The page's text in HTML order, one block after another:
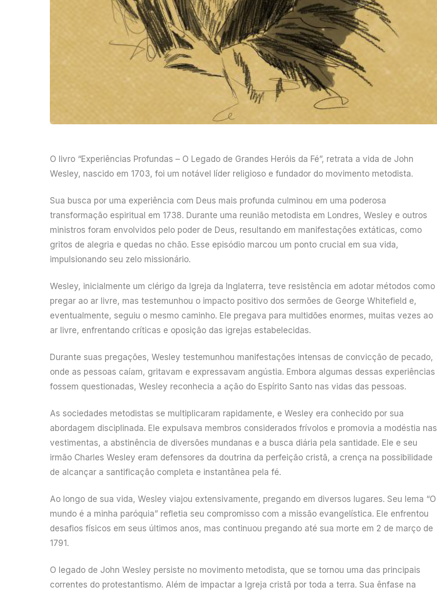
O livro “Experiências Profundas – O Legado de Grandes Heróis da Fé”, retrata a vida de John
Wesley, nascido em 1703, foi um notável líder religioso e fundador do movimento metodista.
Sua busca por uma experiência com Deus mais profunda culminou em uma poderosa
transformação espiritual em 1738. Durante uma reunião metodista em Londres, Wesley e outros
ministros foram envolvidos pelo poder de Deus, resultando em manifestações extáticas, como
gritos de alegria e quedas no chão. Esse episódio marcou um ponto crucial em sua vida,
impulsionando seu zelo missionário.
Wesley, inicialmente um clérigo da Igreja da Inglaterra, teve resistência em adotar métodos como
pregar ao ar livre, mas testemunhou o impacto positivo dos sermões de George Whitefield e,
eventualmente, seguiu o mesmo caminho. Ele pregava para multidões enormes, muitas vezes ao
ar livre, enfrentando críticas e oposição das igrejas estabelecidas.
Durante suas pregações, Wesley testemunhou manifestações intensas de convicção de pecado,
onde as pessoas caíam, gritavam e expressavam angústia. Embora algumas dessas experiências
fossem questionadas, Wesley reconhecia a ação do Espírito Santo nas vidas das pessoas.
As sociedades metodistas se multiplicaram rapidamente, e Wesley era conhecido por sua
abordagem disciplinada. Ele expulsava membros considerados frívolos e promovia a modéstia nas
vestimentas, a abstinência de diversões mundanas e a busca diária pela santidade. Ele e seu
irmão Charles Wesley eram defensores da doutrina da perfeição cristã, a crença na possibilidade
de alcançar a santificação completa e instantânea pela fé.
Ao longo de sua vida, Wesley viajou extensivamente, pregando em diversos lugares. Seu lema “O
mundo é a minha paróquia” refletia seu compromisso com a missão evangelística. Ele enfrentou
desafios físicos em seus últimos anos, mas continuou pregando até sua morte em 2 de março de
1791.
O legado de John Wesley persiste no movimento metodista, que se tornou uma das principais
correntes do protestantismo. Além de impactar a Igreja cristã por toda a terra. Sua ênfase na